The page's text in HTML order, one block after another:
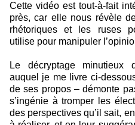
Cette vidéo est tout-à-fait
près, car elle nous révèle
rhétoriques et les ruses
utilise pour manipuler
Le décryptage minutieux
auquel je me livre ci-
de ses propos – démonte
s’ingénie à tromper les
des perspectives qu’il sait,